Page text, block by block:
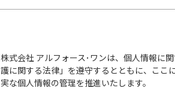
株式会社 アルフォース･ワンは、個人情報に
護に関する法律」を遵守するとともに、ここ
実な個人情報の管理を推進いたします。